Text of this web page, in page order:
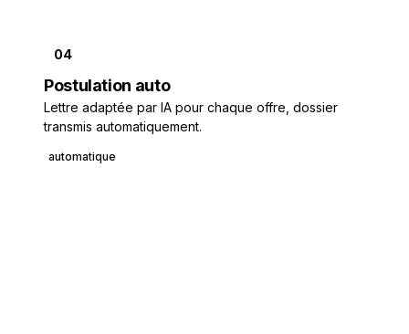
04
Postulation auto
Lettre adaptée par IA pour chaque offre, dossier
transmis automatiquement.
automatique